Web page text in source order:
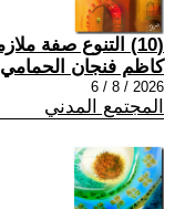
(10) التنوع صفة ملازمة للمجتمعات
كاظم فنجان الحمامي
2026 / 8 / 6
المجتمع المدني